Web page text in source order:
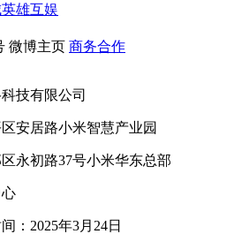
英雄互娱
微博主页 商务合作
技有限公司
安居路小米智慧产业园
永初路37号小米华东总部
：2025年3月24日